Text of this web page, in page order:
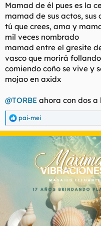
:
Mamad de él pues es la
mamad de sus actos,
tú que crees, ama y
mil veces nombrado
mamad entre el gresite
vasco que morirá
comiendo coño se vive y
mojao en axidx
@TORBE ahora con dos
R
e
a
pai-mei